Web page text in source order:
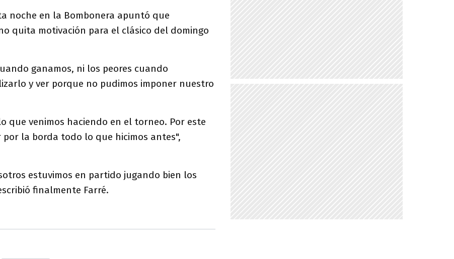
noche en la Bombonera apuntó que
quita motivación para el clásico del domingo
ganamos, ni los peores cuando
y ver porque no pudimos imponer nuestro
que venimos haciendo en el torneo. Por este
la borda todo lo que hicimos antes",
estuvimos en partido jugando bien los
finalmente Farré.